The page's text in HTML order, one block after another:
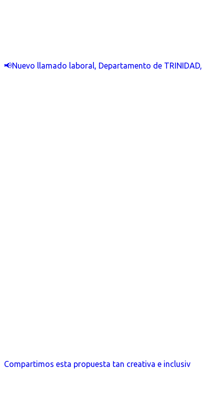
📢Nuevo llamado laboral, Departamento de TRINIDAD,
Compartimos esta propuesta tan creativa e inclusiv